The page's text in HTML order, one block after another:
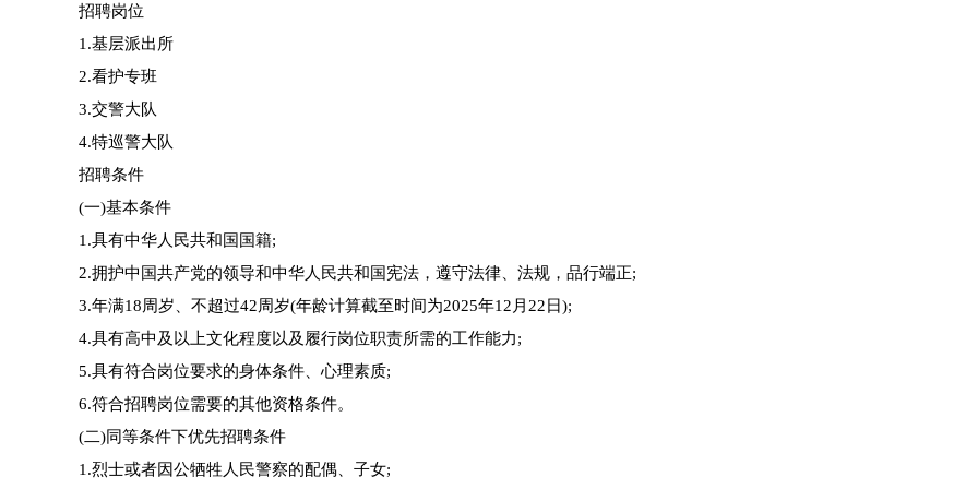
招聘岗位
1.基层派出所
2.看护专班
3.交警大队
4.特巡警大队
招聘条件
(一)基本条件
1.具有中华人民共和国国籍;
2.拥护中国共产党的领导和中华人民共和国宪法，遵守法律、法规，品行端正;
3.年满18周岁、不超过42周岁(年龄计算截至时间为2025年12月22日);
4.具有高中及以上文化程度以及履行岗位职责所需的工作能力;
5.具有符合岗位要求的身体条件、心理素质;
6.符合招聘岗位需要的其他资格条件。
(二)同等条件下优先招聘条件
1.烈士或者因公牺牲人民警察的配偶、子女;